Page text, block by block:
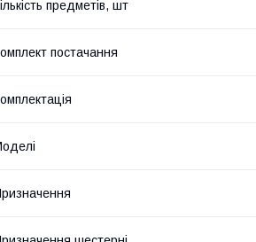
предметів, шт
постачання